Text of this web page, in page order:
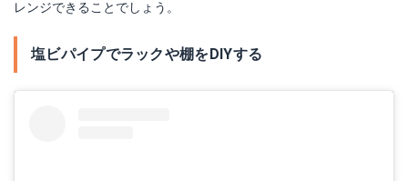
レンジできることでしょう。
塩ビパイプでラックや棚をDIYする